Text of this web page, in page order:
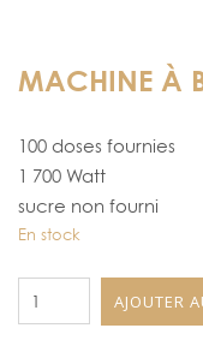
MACHINE À
100 doses fournies
1 700 Watt
sucre non fourni
En stock
de
AJOUTER